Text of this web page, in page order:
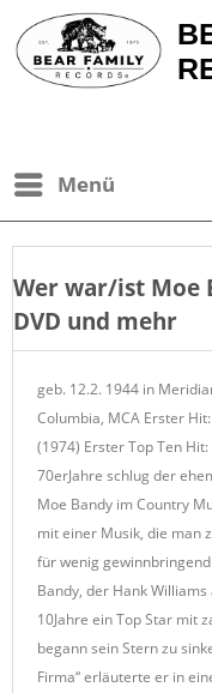
Menü
Wer war/ist Moe
DVD und mehr
geb. 12.2. 1944 in
Columbia, MCA Erster
(1974) Erster Top Ten
70erJahre schlug der
Moe Bandy im Country
mit einer Musik, die man
für wenig
Bandy, der Hank
10Jahre ein Top Star mit
begann sein Stern zu
Firma“ erläuterte er in